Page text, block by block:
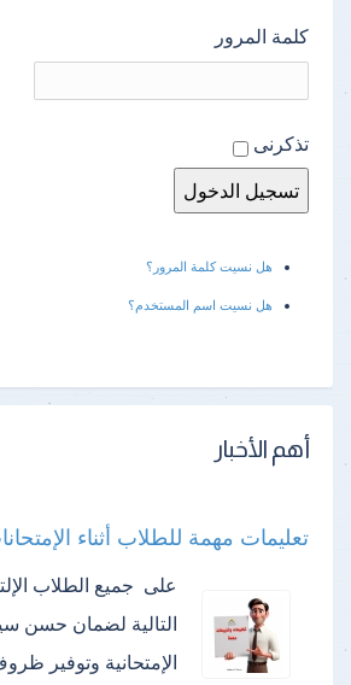
كلمة المرور
تذكرنى
هل نسيت كلمة المرور؟
هل نسيت اسم المستخدم؟
أهم الأخبار
تعليمات مهمة للطلاب أثناء
على جميع الطلاب
التالية لضمان حسن
الإمتحانية وتوفير